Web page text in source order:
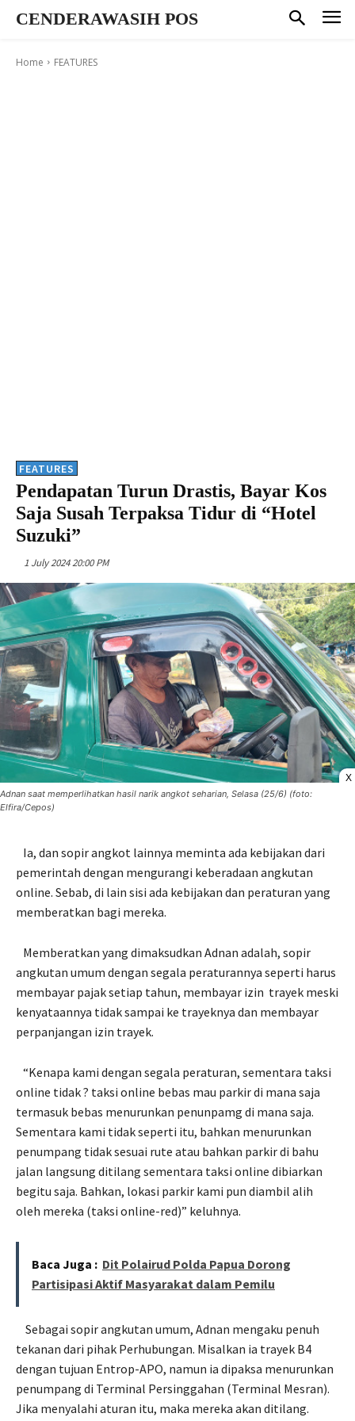
CENDERAWASIH POS
Home FEATURES
FEATURES
Pendapatan Turun Drastis, Bayar Kos
Saja Susah Terpaksa Tidur di “Hotel
Suzuki”
1 July 2024 20:00 PM
X
Adnan saat memperlihatkan hasil narik angkot seharian, Selasa (25/6) (foto:
Elfira/Cepos)
Ia, dan sopir angkot lainnya meminta ada kebijakan dari
pemerintah dengan mengurangi keberadaan angkutan
online. Sebab, di lain sisi ada kebijakan dan peraturan yang
memberatkan bagi mereka.
Memberatkan yang dimaksudkan Adnan adalah, sopir
angkutan umum dengan segala peraturannya seperti harus
membayar pajak setiap tahun, membayar izin trayek meski
kenyataannya tidak sampai ke trayeknya dan membayar
perpanjangan izin trayek.
“Kenapa kami dengan segala peraturan, sementara taksi
online tidak ? taksi online bebas mau parkir di mana saja
termasuk bebas menurunkan penunpamg di mana saja.
Sementara kami tidak seperti itu, bahkan menurunkan
penumpang tidak sesuai rute atau bahkan parkir di bahu
jalan langsung ditilang sementara taksi online dibiarkan
begitu saja. Bahkan, lokasi parkir kami pun diambil alih
oleh mereka (taksi online-red)” keluhnya.
Baca Juga : Dit Polairud Polda Papua Dorong
Partisipasi Aktif Masyarakat dalam Pemilu
Sebagai sopir angkutan umum, Adnan mengaku penuh
tekanan dari pihak Perhubungan. Misalkan ia trayek B4
dengan tujuan Entrop-APO, namun ia dipaksa menurunkan
penumpang di Terminal Persinggahan (Terminal Mesran).
Jika menyalahi aturan itu, maka mereka akan ditilang.